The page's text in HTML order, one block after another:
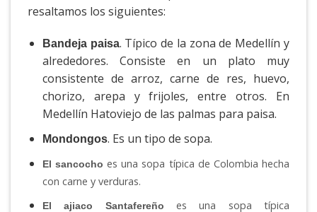
resaltamos los siguientes:
Bandeja paisa. Típico de la zona de Medellín y
alrededores. Consiste en un plato muy
consistente de arroz, carne de res, huevo,
chorizo, arepa y frijoles, entre otros. En
Medellín Hatoviejo de las palmas para paisa.
Mondongos. Es un tipo de sopa.
El sancocho es una sopa típica de Colombia hecha
con carne y verduras.
El ajiaco Santafereño
es una sopa típica